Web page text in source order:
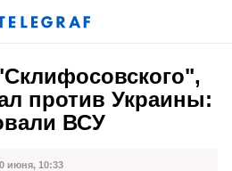
против Украины:
ВСУ
июня, 10:33